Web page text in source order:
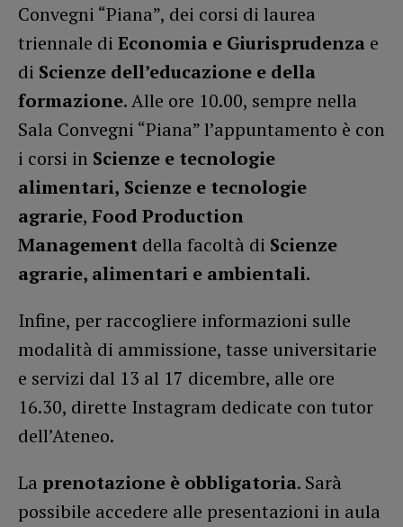
Convegni “Piana”, dei corsi di laurea
triennale di Economia e Giurisprudenza e
di Scienze dell’educazione e della
formazione. Alle ore 10.00, sempre nella
Sala Convegni “Piana” l’appuntamento è con
i corsi in Scienze e tecnologie
alimentari, Scienze e tecnologie
agrarie, Food Production
Management della facoltà di Scienze
agrarie, alimentari e ambientali.
Infine, per raccogliere informazioni sulle
modalità di ammissione, tasse universitarie
e servizi dal 13 al 17 dicembre, alle ore
16.30, dirette Instagram dedicate con tutor
dell’Ateneo.
La prenotazione è obbligatoria. Sarà
possibile accedere alle presentazioni in aula